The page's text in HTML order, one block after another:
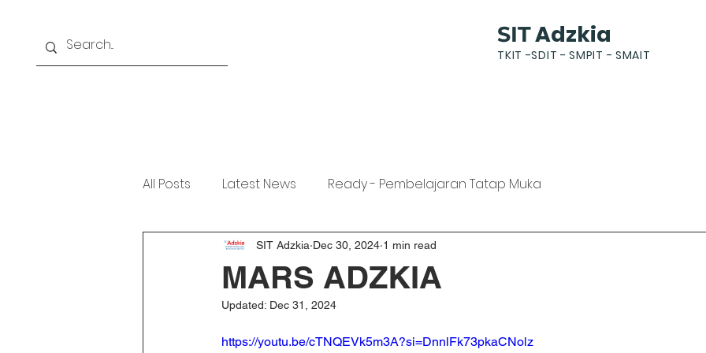
SITAdzkia
TKIT -SDIT - SMPIT - SMAIT
All Posts Latest News Ready - Pembelajaran Tatap Muka
MARS ADZKIA
SIT Adzkia Dec 30, 2024 1 min read
Updated: Dec 31, 2024
https://youtu.be/cTNQEVk5m3A?si=DnnlFk73pkaCNolz